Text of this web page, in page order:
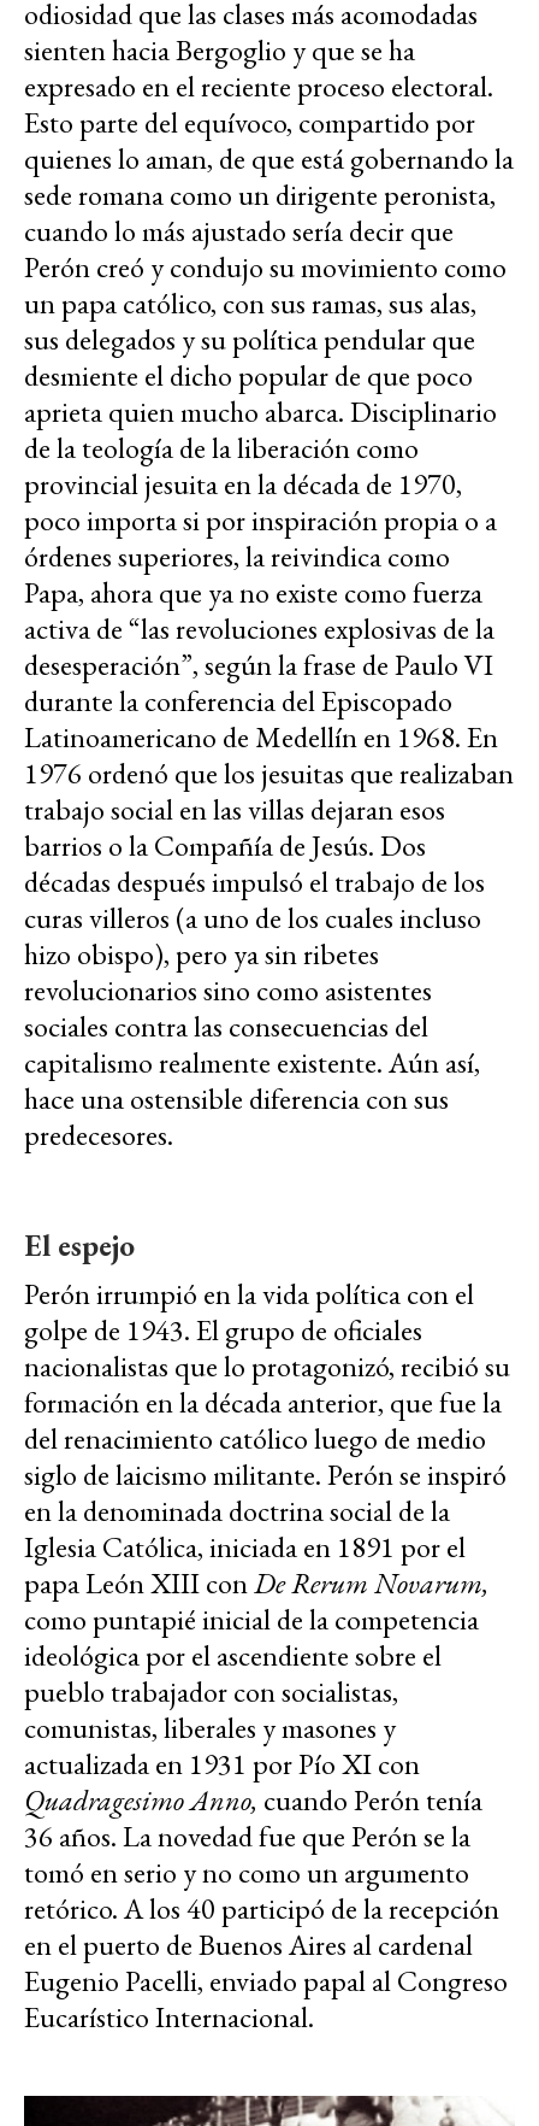
odiosidad que las clases más acomodadas
sienten hacia Bergoglio y que se ha
expresado en el reciente proceso electoral.
Esto parte del equívoco, compartido por
quienes lo aman, de que está gobernando la
sede romana como un dirigente peronista,
cuando lo más ajustado sería decir que
Perón creó y condujo su movimiento como
un papa católico, con sus ramas, sus alas,
sus delegados y su política pendular que
desmiente el dicho popular de que poco
aprieta quien mucho abarca. Disciplinario
de la teología de la liberación como
provincial jesuita en la década de 1970,
poco importa si por inspiración propia o a
órdenes superiores, la reivindica como
Papa, ahora que ya no existe como fuerza
activa de “las revoluciones explosivas de la
desesperación”, según la frase de Paulo VI
durante la conferencia del Episcopado
Latinoamericano de Medellín en 1968. En
1976 ordenó que los jesuitas que realizaban
trabajo social en las villas dejaran esos
barrios o la Compañía de Jesús. Dos
décadas después impulsó el trabajo de los
curas villeros (a uno de los cuales incluso
hizo obispo), pero ya sin ribetes
revolucionarios sino como asistentes
sociales contra las consecuencias del
capitalismo realmente existente. Aún así,
hace una ostensible diferencia con sus
predecesores.
El espejo
Perón irrumpió en la vida política con el
golpe de 1943. El grupo de oficiales
nacionalistas que lo protagonizó, recibió su
formación en la década anterior, que fue la
del renacimiento católico luego de medio
siglo de laicismo militante. Perón se inspiró
en la denominada doctrina social de la
Iglesia Católica, iniciada en 1891 por el
papa León XIII conDe Rerum Novarum,
como puntapié inicial de la competencia
ideológica por el ascendiente sobre el
pueblo trabajador con socialistas,
comunistas, liberales y masones y
actualizada en 1931 por Pío XI con
Quadragesimo Anno, cuando Perón tenía
36 años. La novedad fue que Perón se la
tomó en serio y no como un argumento
retórico. A los 40 participó de la recepción
en el puerto de Buenos Aires al cardenal
Eugenio Pacelli, enviado papal al Congreso
Eucarístico Internacional.